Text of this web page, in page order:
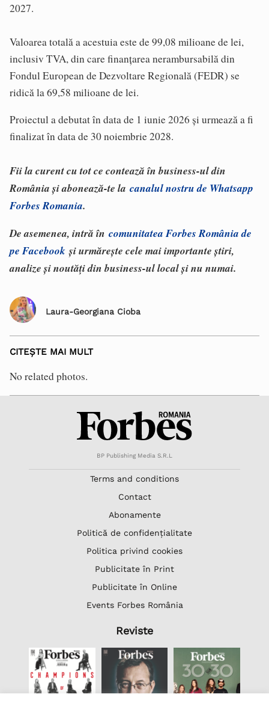
2027.
Valoarea totală a acestuia este de 99,08 milioane de lei,
inclusiv TVA, din care finanţarea nerambursabilă din
Fondul European de Dezvoltare Regională (FEDR) se
ridică la 69,58 milioane de lei.
Proiectul a debutat în data de 1 iunie 2026 şi urmează a fi
finalizat în data de 30 noiembrie 2028.
Fii la curent cu tot ce contează în business-ul din
România și abonează-te la canalul nostru de Whatsapp
Forbes Romania.
De asemenea, intră în comunitatea Forbes România de
pe Facebook și urmărește cele mai importante știri,
analize și noutăți din business-ul local și nu numai.
Laura-Georgiana Cioba
CITEȘTE MAI MULT
No related photos.
BP Publishing Media S.R.L
Terms and conditions
Contact
Abonamente
Politică de confidențialitate
Politica privind cookies
Publicitate în Print
Publicitate în Online
Events Forbes România
Reviste